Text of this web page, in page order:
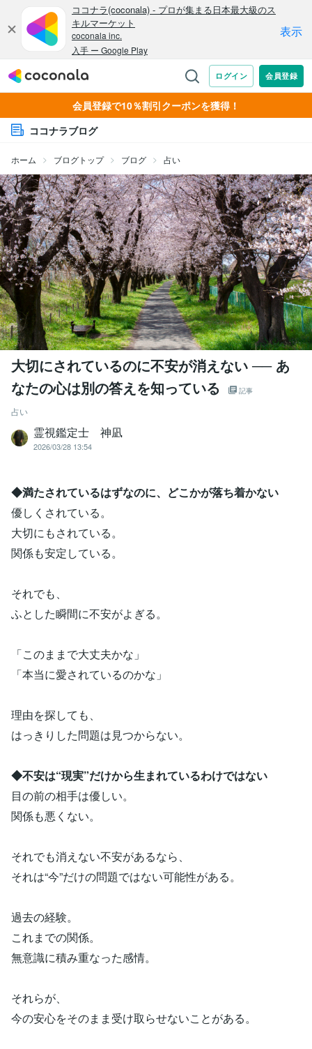
会員登録で10％割引クーポンを獲得！
ココナラブログ
ホーム ブログトップ ブログ 占い
大切にされているのに不安が消えない ── あ
なたの心は別の答えを知っている
記事
占い
霊視鑑定士 神凪
2026/03/28 13:54
◆満たされているはずなのに、どこかが落ち着かない
優しくされている。
大切にもされている。
関係も安定している。
それでも、
ふとした瞬間に不安がよぎる。
「このままで大丈夫かな」
「本当に愛されているのかな」
理由を探しても、
はっきりした問題は見つからない。
◆不安は“現実”だけから生まれているわけではない
目の前の相手は優しい。
関係も悪くない。
それでも消えない不安があるなら、
それは“今”だけの問題ではない可能性がある。
過去の経験。
これまでの関係。
無意識に積み重なった感情。
それらが、
今の安心をそのまま受け取らせないことがある。